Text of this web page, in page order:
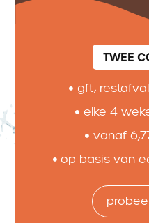
TWEE
gft,
elke 4
vanaf
op basis van